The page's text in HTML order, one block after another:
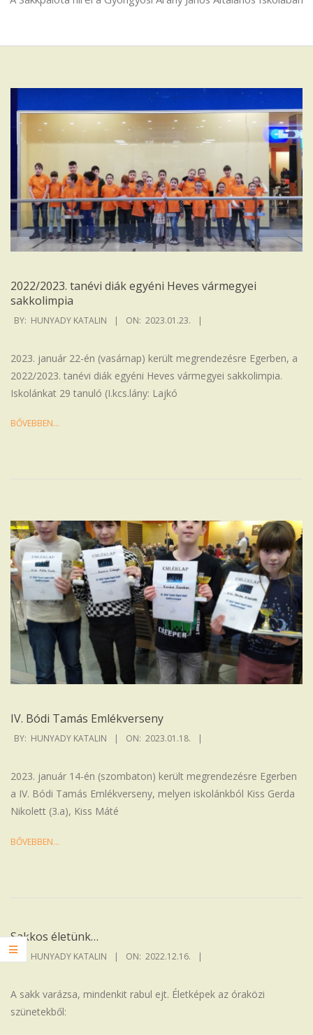
2022/2023. tanévi diák egyéni Heves vármegyei
sakkolimpia
2023-
BY: HUNYADY KATALIN ON: 2023.01.23.
2023. január 22-én (vasárnap) került megrendezésre Egerben, a
2022/2023. tanévi diák egyéni Heves vármegyei sakkolimpia.
Iskolánkat 29 tanuló (I.kcs.lány: Lajkó
BŐVEBBEN…
IV. Bódi Tamás Emlékverseny
2023-
BY: HUNYADY KATALIN ON: 2023.01.18.
2023. január 14-én (szombaton) került megrendezésre Egerben
a IV. Bódi Tamás Emlékverseny, melyen iskolánkból Kiss Gerda
Nikolett (3.a), Kiss Máté
BŐVEBBEN…
Sakkos életünk…
2022-
BY: HUNYADY KATALIN ON: 2022.12.16.
A sakk varázsa, mindenkit rabul ejt. Életképek az óraközi
szünetekből: